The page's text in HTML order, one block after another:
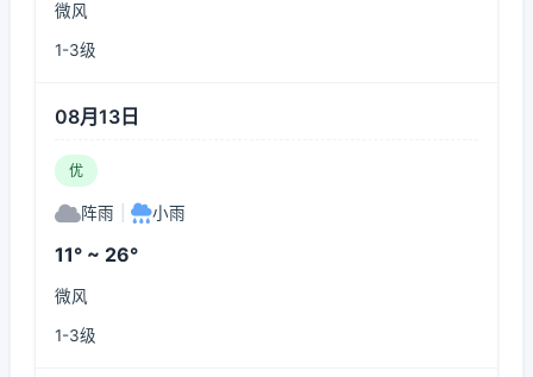
微风
1-3级
08月13日
优
阵雨 小雨
11° ~ 26°
微风
1-3级